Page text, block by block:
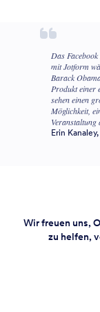
Das
mit Jotform
Barack
Produkt einer
sehen einen
Möglichkeit,
Veranstaltung
Erin
Wir freuen uns,
zu helfen,
Fortune